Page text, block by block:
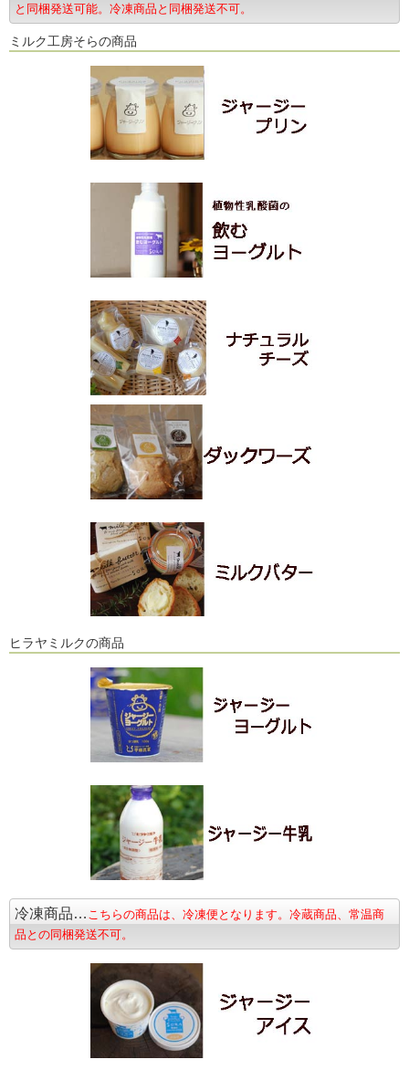
と同梱発送可能。冷凍商品と同梱発送不可。
ミルク工房そらの商品
ヒラヤミルクの商品
冷凍商品… こちらの商品は、冷凍便となります。冷蔵商品、常温商
品との同梱発送不可。